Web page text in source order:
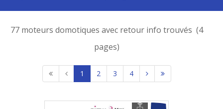
77 moteurs domotiques avec retour info trouvés (4
pages)
1 2 3 4